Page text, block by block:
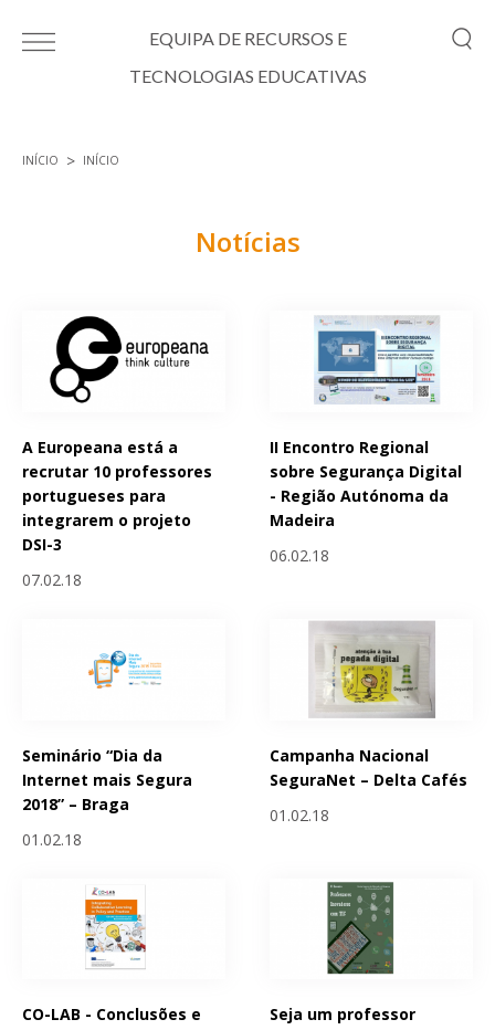
EQUIPA DE RECURSOS E
TECNOLOGIAS EDUCATIVAS
INÍCIO INÍCIO
Notícias
A Europeana está a
recrutar 10 professores
portugueses para
integrarem o projeto
DSI-3
07.02.18
II Encontro Regional
sobre Segurança Digital
- Região Autónoma da
Madeira
06.02.18
Seminário “Dia da
Internet mais Segura
2018” – Braga
01.02.18
Campanha Nacional
SeguraNet – Delta Cafés
01.02.18
CO-LAB - Conclusões e
Seja um professor
Páginas